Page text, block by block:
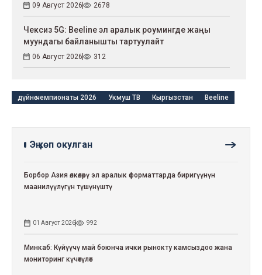
09 Август 2026 2678
Чексиз 5G: Beeline эл аралык роумингде жаңы
муундагы байланышты тартуулайт
06 Август 2026 312
дүйнө чемпионаты 2026 Укмуш ТВ Кыргызстан Beeline
Эң көп окулган
Борбор Азия өлкөлөрү эл аралык форматтарда биригүүнүн
маанилүүлүгүн түшүнүштү
01 Август 2026 992
Минкаб: Күйүүчү май боюнча ички рынокту камсыздоо жана
мониторинг күчөтүлөт